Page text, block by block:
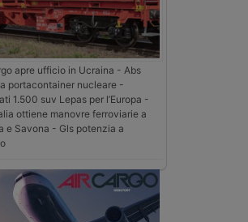
apre ufficio in Ucraina - Abs
portacontainer nucleare -
1.500 suv Lepas per l’Europa -
ottiene manovre ferroviarie a
e Savona - Gls potenzia a